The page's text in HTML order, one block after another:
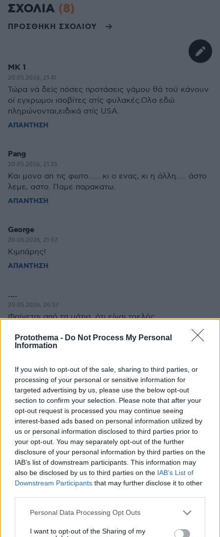
Protothema - Do Not Process My Personal
Information
If you wish to opt-out of the sale, sharing to third parties, or
processing of your personal or sensitive information for
targeted advertising by us, please use the below opt-out
section to confirm your selection. Please note that after your
opt-out request is processed you may continue seeing
interest-based ads based on personal information utilized by
us or personal information disclosed to third parties prior to
your opt-out. You may separately opt-out of the further
disclosure of your personal information by third parties on the
IAB’s list of downstream participants. This information may
also be disclosed by us to third parties on the IAB’s List of
Downstream Participants that may further disclose it to other
Please note that this website/app uses one or more Google
not limited to your visit or usage behaviour. You may click to
Personal Data Processing Opt Outs
I want to opt-out of the Sharing of my
ΣΧΟΛΙΑ (8)
ΠΡΟΣΘΗΚΗ ΣΧΟΛΙΟΥ
ΜΚ 1
20.05.2026, 21:41
Τώρα νά δείς πόσες προτάσεις γάμου θά τού κάνουν
οί εγχρωμοι ισοβίτες στίς φυλακές.Ολα εδώ
πληρώνονται,ειδικά στίς USA.
ΑΠΑΝΤΗΣΗ
Pang
20.05.2026, 21:25
Και μονο απ τις φωτο...... κι ο ενας, κι η άλλη..... άστο
λεμε, αστο. Παμε παρακατω.
ΑΠΑΝΤΗΣΗ
George
20.05.2026, 21:07
Κιμπάρης!
ΑΠΑΝΤΗΣΗ
....
20.05.2026, 20:57
Φαίνεται από τα μάτια, ότι είναι τρελός.
κατεχομενα πατησια
20.05.2026, 20:52
αμερικανοι
ΑΠΑΝΤΗΣΗ
Ξύπνα καημένε Ρωσολαγνε
20.05.2026, 22:37
Στην φτωχή και παγωμένη Ρωσία θα την είχε φάει
κιόλας. Αφού έχουν απο τα μεγαλύτερα ποσοστά
κανιβαλων.
ΑΠΑΝΤΗΣΗ
κατεχομενα πατησια
21.05.2026, 13:08